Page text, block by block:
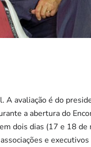
A avaliação é do
a abertura do
dois dias (17 e 18 de
e